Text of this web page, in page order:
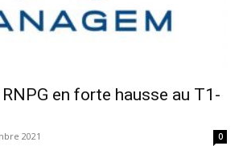
en forte hausse au T1-
2021 0